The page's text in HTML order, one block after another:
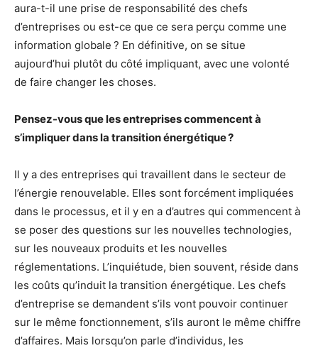
aura-t-il une prise de responsabilité des chefs
d’entreprises ou est-ce que ce sera perçu comme une
information globale ? En définitive, on se situe
aujourd’hui plutôt du côté impliquant, avec une volonté
de faire changer les choses.
Pensez-vous que les entreprises commencent à
s’impliquer dans la transition énergétique ?
Il y a des entreprises qui travaillent dans le secteur de
l’énergie renouvelable. Elles sont forcément impliquées
dans le processus, et il y en a d’autres qui commencent à
se poser des questions sur les nouvelles technologies,
sur les nouveaux produits et les nouvelles
réglementations. L’inquiétude, bien souvent, réside dans
les coûts qu’induit la transition énergétique. Les chefs
d’entreprise se demandent s’ils vont pouvoir continuer
sur le même fonctionnement, s’ils auront le même chiffre
d’affaires. Mais lorsqu’on parle d’individus, les